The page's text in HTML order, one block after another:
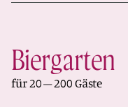
Biergarten
für 20 – 200 Gäste